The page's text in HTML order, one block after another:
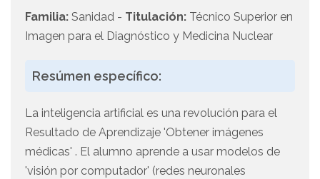
Familia: Sanidad - Titulación: Técnico Superior en
Imagen para el Diagnóstico y Medicina Nuclear
Resúmen específico:
La inteligencia artificial es una revolución para el
Resultado de Aprendizaje 'Obtener imágenes
médicas' . El alumno aprende a usar modelos de
'visión por computador' (redes neuronales